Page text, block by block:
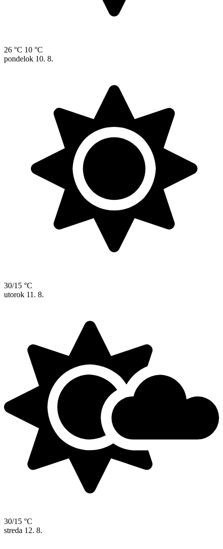
26 °C 10 °C
pondelok 10. 8.
30/15 °C
utorok 11. 8.
30/15 °C
streda 12. 8.